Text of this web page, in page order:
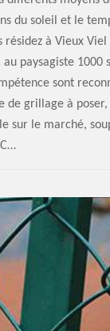
du soleil et le
à Vieux Viel
paysagiste 1000
sont
de grillage à
sur le marché,